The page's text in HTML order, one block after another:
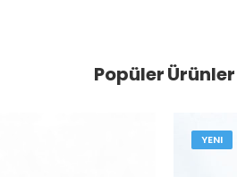
Popüler Ürünler
YENI